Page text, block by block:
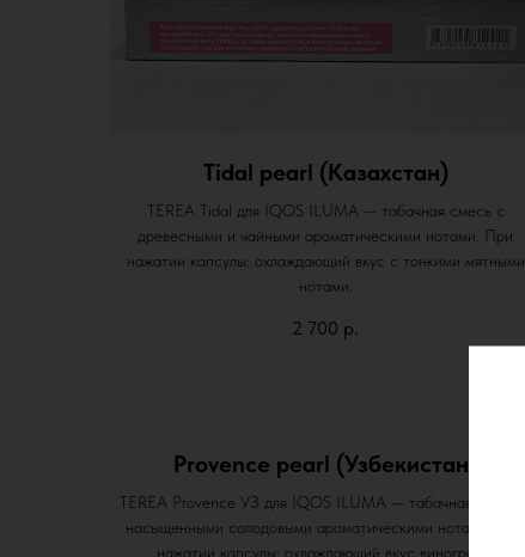
Tidal pearl (Казахстан)
TEREA Tidal для IQOS ILUMA — табачная смесь с
древесными и чайными ароматическими нотами. При
нажатии капсулы: охлаждающий вкус с тонкими мятными
нотами.
2 700 р.
Provence pearl (Узбекистан)
TEREA Provence УЗ для IQOS ILUMA — табачная смесь с
насыщенными солодовыми ароматическими нотами. При
нажатии капсулы: охлаждающий вкус винограда.